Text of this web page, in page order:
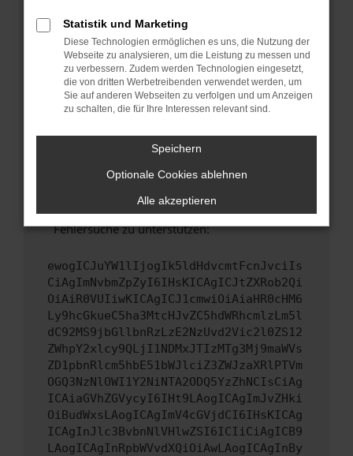
Betriebssystem auf dem neuesten Stand
sind.
Veraltete Software birgt nicht nur ein
Sicherheitsrisiko, sondern kann auch dazu
führen, dass bestimmte Funktionen nicht mehr
unterstützt werden.
Wende dich an den Webseitenbetreiber.
Wenn du alle oben genannten Schritte versucht
hast, kontaktiere uns bitte. Wir werden
versuchen, das Problem zu beheben. Du kannst
uns diesen Text schicken, um uns bei der
Fehlersuche zu unterstützen:
ewogICJuYW1lIjogIk5ldHdvcmtFcnJvciIs
CiAgImNvbmZpZyI6IHsKICAgICJtZXRob2Qi
OiAiR0VUIiwKICAgICJ1cmwiOiAiaHR0cHM6
Ly9hcGkueC5ha3MtcHJvZC5hdWRhcmlzLm5l
dC92MS9jbGllbnRzLzE2NzUvd2Vic2l0ZS12
ZWhpY2xlcy9QLjI1NDMxJTIzMTg3Mj9maWVs
ZD1pbnRlcm5hbE51bWJlciZ3ZWJzaXRlPTVm
OGQ3NzNlOWI1Y2NiNTA2ODQ5YzZhNCIsCiAg
ICAiaGVhZGVycyI6IHt9LAogICAgImJvZHki
OiBudWxsLAogICAgImV4cGVjdCI6IHsKICAg
ICAgInJlc3BvbnNlVHlwZSI6ICIiCiAgICB9
LAogICAgInRpbWVvdXQiOiAwLAogICAgInBy
Statistik und Marketing
Diese Technologien ermöglichen es uns, die Nutzung der
Webseite zu analysieren, um die Leistung zu messen und
zu verbessern. Zudem werden Technologien eingesetzt,
die von dritten Werbetreibenden verwendet werden, um
Sie auf anderen Webseiten zu verfolgen und um Anzeigen
zu schalten, die für Ihre Interessen relevant sind.
Speichern
Optionale Cookies ablehnen
Alle akzeptieren